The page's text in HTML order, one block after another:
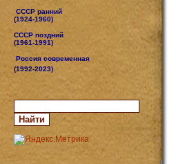
СССР ранний
(1924-1960)
СССР поздний
(1961-1991)
Россия современная
(1992-2023)